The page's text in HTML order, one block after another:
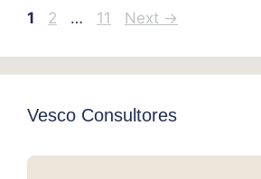
Page
1 Page
2 … Page
11 Next →
Vesco Consultores